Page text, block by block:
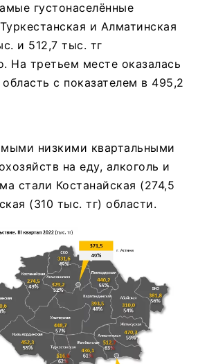
густонаселённые
и Алматинская
и 512,7 тыс. тг
На третьем месте оказалась
с показателем в 495,2
низкими квартальными
на еду, алкоголь и
стали Костанайская (274,5
(310 тыс. тг) области.